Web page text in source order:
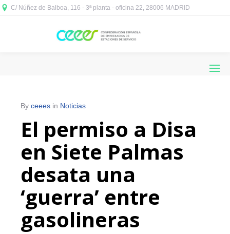
C/ Núñez de Balboa, 116 - 3ª planta - oficina 22, 28006 MADRID
By ceees in Noticias
El permiso a Disa
en Siete Palmas
desata una
‘guerra’ entre
gasolineras